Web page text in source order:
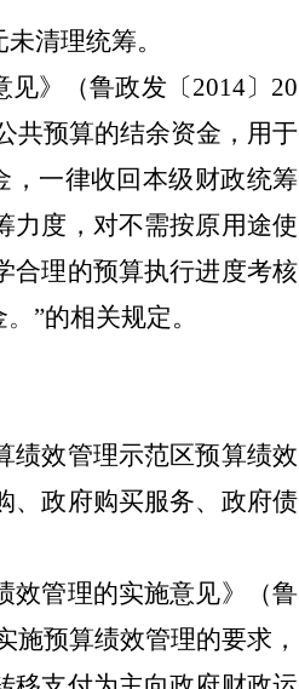
未清理统筹。
见》（鲁政发〔2014〕 20
共预算的结余资金，用于
，一律收回本级财政统筹
力度，对不需按原用途使
合理的预算执行进度考核
。 ”的相关规定。
绩效管理示范区预算绩效
、政府购买服务、政府债
效管理的实施意见》（鲁
预算绩效管理的要求，